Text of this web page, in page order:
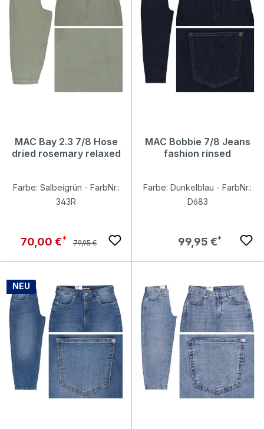
MAC Bay 2.3 7/8 Hose
dried rosemary relaxed
Farbe: Salbeigrün - FarbNr.:
343R
Verkaufspreis:
70,00 € Regulärer Preis:
79,95 €
MAC Bobbie 7/8 Jeans
fashion rinsed
Farbe: Dunkelblau - FarbNr.:
D683
Regulärer Preis:
99,95 €
NEU